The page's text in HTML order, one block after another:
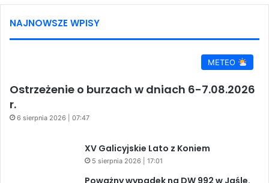
NAJNOWSZE WPISY
METEO
Ostrzeżenie o burzach w dniach 6-7.08.2026
r.
6 sierpnia 2026 | 07:47
XV Galicyjskie Lato z Koniem
5 sierpnia 2026 | 17:01
Poważny wypadek na DW 992 w Jaśle.